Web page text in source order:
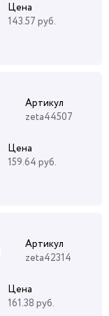
Цена
143.57 руб.
Артикул
zeta44507
Цена
159.64 руб.
Артикул
zeta42314
Цена
161.38 руб.